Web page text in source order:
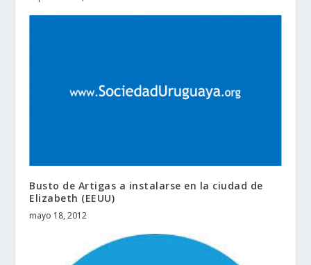
Busto de Artigas a instalarse en la ciudad de
Elizabeth (EEUU)
mayo 18, 2012